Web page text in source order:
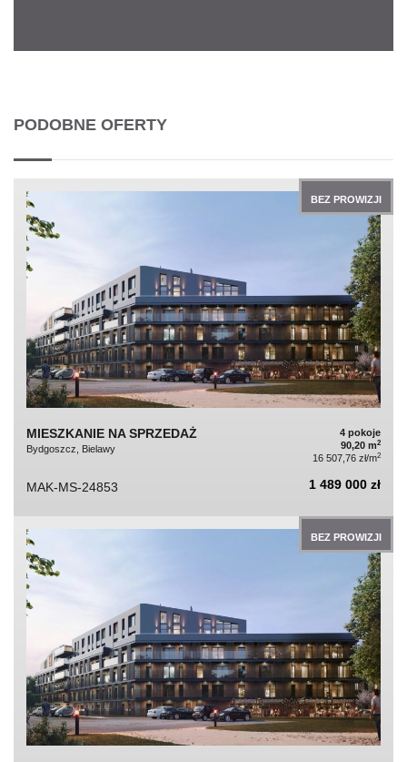
PODOBNE OFERTY
BEZ PROWIZJI
MIESZKANIE NA SPRZEDAŻ
Bydgoszcz, Bielawy
4 pokoje
90,20 m2
16 507,76 zł/m2
MAK-MS-24853 1 489 000 zł
BEZ PROWIZJI